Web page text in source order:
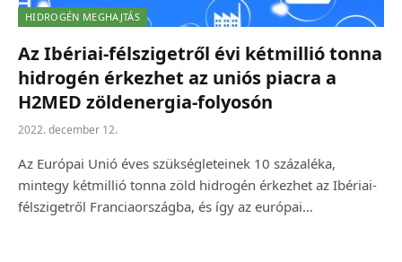
HIDROGÉN MEGHAJTÁS
Az Ibériai-félszigetről évi kétmillió tonna
hidrogén érkezhet az uniós piacra a
H2MED zöldenergia-folyosón
2022. december 12.
Az Európai Unió éves szükségleteinek 10 százaléka,
mintegy kétmillió tonna zöld hidrogén érkezhet az Ibériai-
félszigetről Franciaországba, és így az európai…